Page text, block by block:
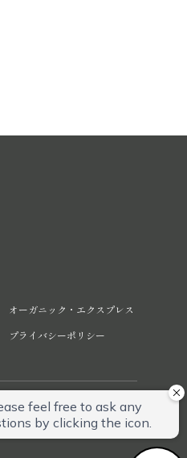
オーガニック・エクスプレス
プライバシーポリシー